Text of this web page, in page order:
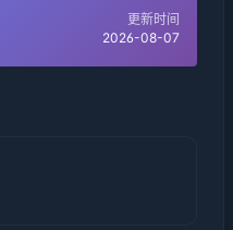
更新时间
2026-08-07